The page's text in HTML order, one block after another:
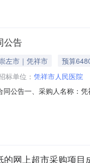
公告
左市｜凭祥市
预算
标单位： 凭祥市人民医院
同公告一、采购人名称：
求或标的基本概况：七、
网上超市采购项目